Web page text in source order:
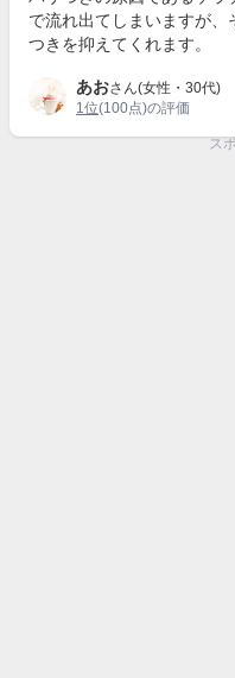
で流れ出てしまいますが
つきを抑えてくれます。
あおさん(女性・30代)
1位(100点)の評価
ス